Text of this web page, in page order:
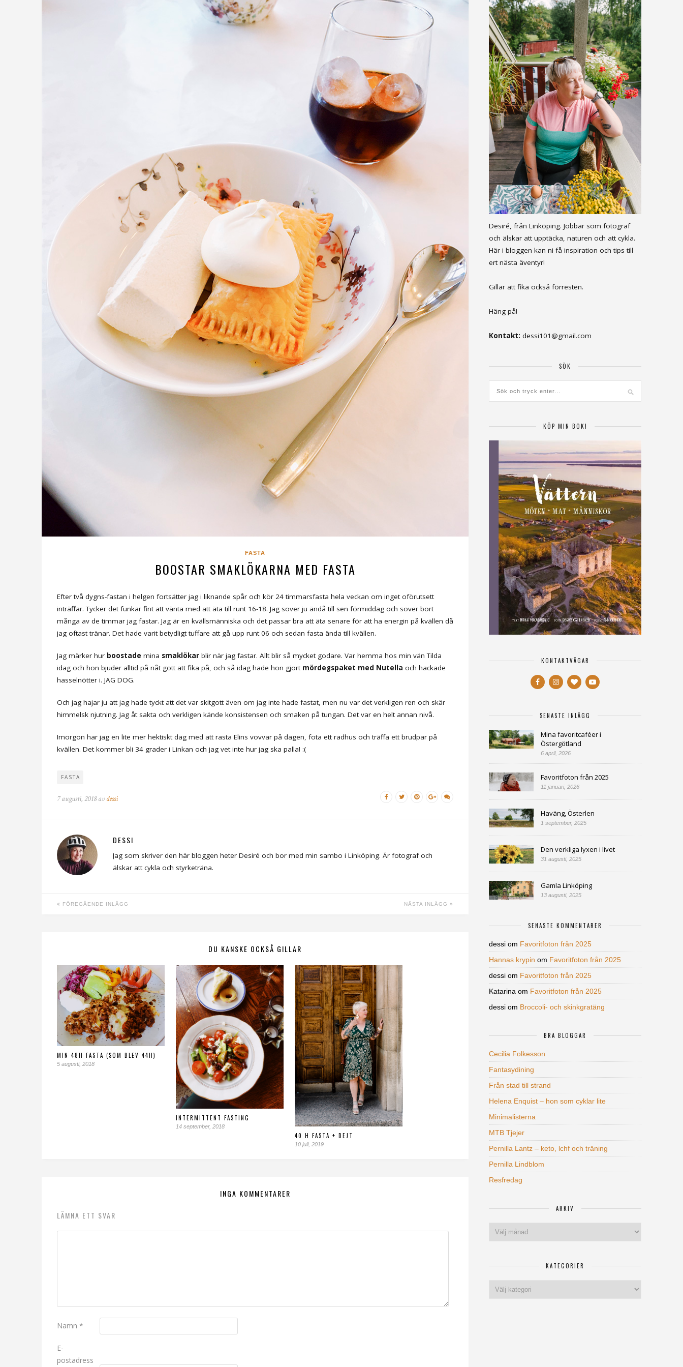
FASTA
BOOSTAR SMAKLÖKARNA MED FASTA
Efter två dygns-fastan i helgen fortsätter jag i liknande spår och kör 24 timmarsfasta hela veckan om inget oförutsett
inträffar. Tycker det funkar fint att vänta med att äta till runt 16-18. Jag sover ju ändå till sen förmiddag och sover bort
många av de timmar jag fastar. Jag är en kvällsmänniska och det passar bra att äta senare för att ha energin på kvällen då
jag oftast tränar. Det hade varit betydligt tuffare att gå upp runt 06 och sedan fasta ända till kvällen.
Jag märker hur boostade mina smaklökar blir när jag fastar. Allt blir så mycket godare. Var hemma hos min vän Tilda
idag och hon bjuder alltid på nåt gott att fika på, och så idag hade hon gjort mördegspaket med Nutella och hackade
hasselnötter i. JAG DOG.
Och jag hajar ju att jag hade tyckt att det var skitgott även om jag inte hade fastat, men nu var det verkligen ren och skär
himmelsk njutning. Jag åt sakta och verkligen kände konsistensen och smaken på tungan. Det var en helt annan nivå.
Imorgon har jag en lite mer hektiskt dag med att rasta Elins vovvar på dagen, fota ett radhus och träffa ett brudpar på
kvällen. Det kommer bli 34 grader i Linkan och jag vet inte hur jag ska palla! :(
FASTA
7 augusti, 2018 avdessi
DESSI
Jag som skriver den här bloggen heter Desiré och bor med min sambo i Linköping. Är fotograf och
älskar att cykla och styrketräna.
FÖREGÅENDE INLÄGG NÄSTA INLÄGG
DU KANSKE OCKSÅ GILLAR
MIN 48H FASTA (SOM BLEV 44H)
5 augusti, 2018
INTERMITTENT FASTING
14 september, 2018
40 H FASTA + DEJT
10 juli, 2019
INGA KOMMENTARER
LÄMNA ETT SVAR
Namn *
E-
postadress
Desiré, från Linköping. Jobbar som fotograf
och älskar att upptäcka, naturen och att cykla.
Här i bloggen kan ni få inspiration och tips till
ert nästa äventyr!
Gillar att fika också förresten.
Häng på!
Kontakt: dessi101@gmail.com
SÖK
KÖP MIN BOK!
KONTAKTVÄGAR
SENASTE INLÄGG
Mina favoritcaféer i
Östergötland
6 april, 2026
Favoritfoton från 2025
11 januari, 2026
Haväng, Österlen
1 september, 2025
Den verkliga lyxen i livet
31 augusti, 2025
Gamla Linköping
13 augusti, 2025
SENASTE KOMMENTARER
dessi om Favoritfoton från 2025
Hannas krypin om Favoritfoton från 2025
dessi om Favoritfoton från 2025
Katarina om Favoritfoton från 2025
dessi om Broccoli- och skinkgratäng
BRA BLOGGAR
Cecilia Folkesson
Fantasydining
Från stad till strand
Helena Enquist – hon som cyklar lite
Minimalisterna
MTB Tjejer
Pernilla Lantz – keto, lchf och träning
Pernilla Lindblom
Resfredag
ARKIV
KATEGORIER